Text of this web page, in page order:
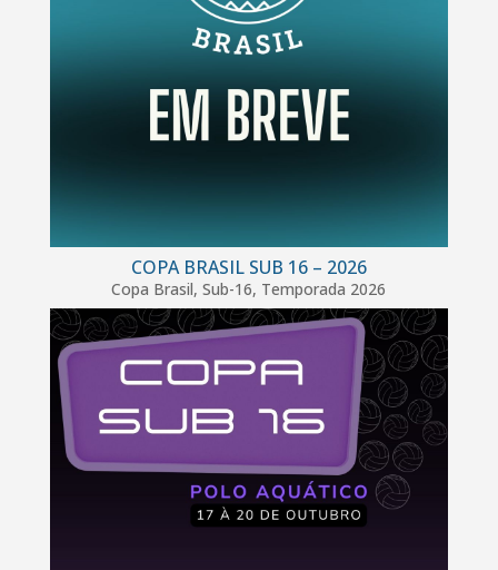
COPA BRASIL SUB 16 – 2026
Copa Brasil,Sub-16, Temporada 2026